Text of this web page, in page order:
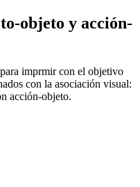
objeto y acción-
imprmir con el objetivo
con la asociación visual:
acción-objeto.